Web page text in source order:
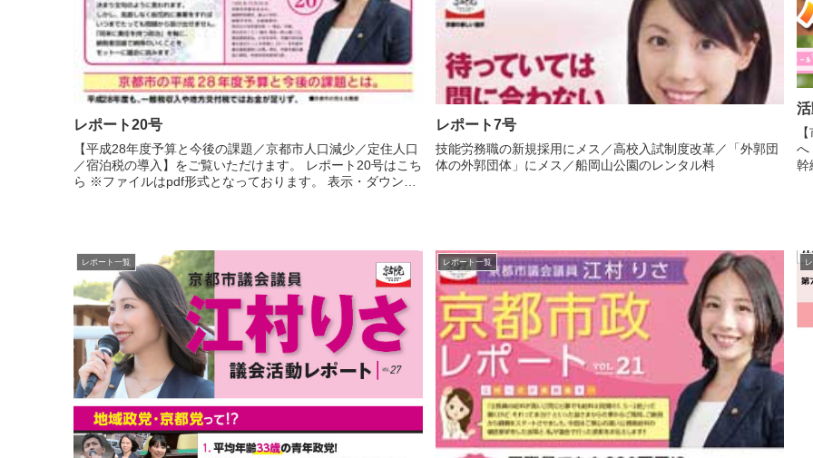
レポート20号
【平成28年度予算と今後の課題／京都市人口減少／定住人口
／宿泊税の導入】をご覧いただけます。 レポート20号はこち
ら ※ファイルはpdf形式となっております。 表示・ダウンロ
レポート7号
技能労務職の新規採用にメス／高校入試制度改革／「外郭団
体の外郭団体」にメス／船岡山公園のレンタル料
へ
幹
レポート一覧 レポート一覧